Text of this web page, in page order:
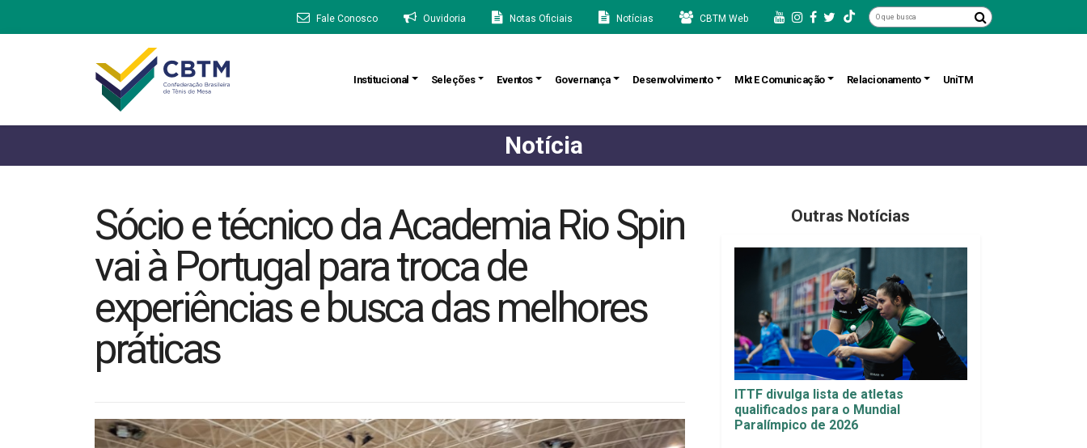
Fale Conosco Ouvidoria Notas Oficiais Notícias CBTM Web
Institucional Seleções Eventos Governança Desenvolvimento Mkt E Comunicação Relacionamento UniTM
Notícia
Sócio e técnico da Academia Rio Spin
vai à Portugal para troca de
experiências e busca das melhores
práticas
Outras Notícias
ITTF divulga lista de atletas
qualificados para o Mundial
Paralímpico de 2026